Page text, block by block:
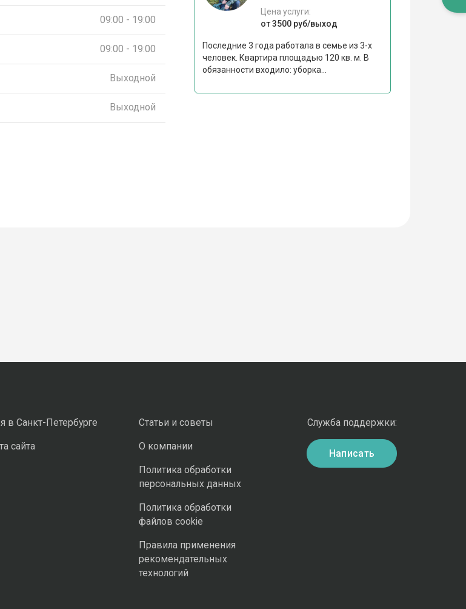
09:00 - 19:00
09:00 - 19:00
Выходной
Выходной
Цена услуги:
от 3500 руб/выход
Последние 3 года работала в семье из 3-х
человек. Квартира площадью 120 кв. м. В
обязанности входило: уборка...
в Санкт-Петербурге
сайта
Статьи и советы
О компании
Политика обработки
персональных данных
Политика обработки
файлов cookie
Правила применения
рекомендательных
технологий
Служба поддержки:
Написать